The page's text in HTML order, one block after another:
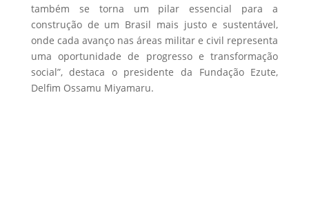
também se torna um pilar essencial para a
construção de um Brasil mais justo e sustentável,
onde cada avanço nas áreas militar e civil representa
uma oportunidade de progresso e transformação
social”, destaca o presidente da Fundação Ezute,
Delfim Ossamu Miyamaru.